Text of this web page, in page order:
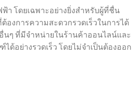
า โดยเฉพาะอย่างยิ่งสำหรับผู้ที่ชื่น
งการความสะดวกรวดเร็วในการได้
ๆ ที่มีจำหน่ายในร้านค้าออนไลน์และ
ด้อย่างรวดเร็ว โดยไม่จำเป็นต้องออก